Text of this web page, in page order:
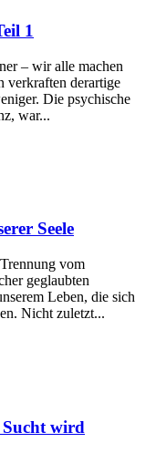
1
– wir alle machen
verkraften derartige
Die psychische
war...
Seele
vom
geglaubten
Leben, die sich
Nicht zuletzt...
wird